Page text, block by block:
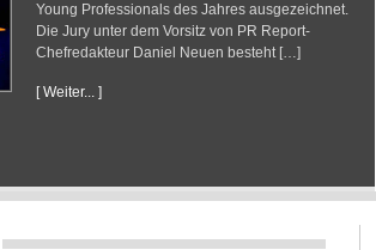
Young Professionals des Jahres ausgezeichnet.
Die Jury unter dem Vorsitz von PR Report-
Chefredakteur Daniel Neuen besteht […]
[ Weiter... ]